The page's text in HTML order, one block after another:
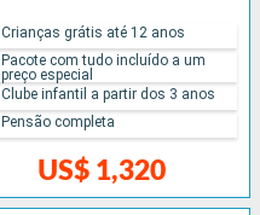
US$ 1,320
Crianças grátis até 12 anos
Pacote com tudo incluído a um
preço especial
Clube infantil a partir dos 3 anos
Pensão completa